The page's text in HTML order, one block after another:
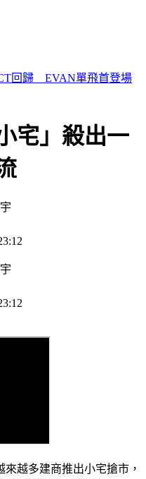
陸續開放
宅」殺出一
越多建商推出小宅搶市，